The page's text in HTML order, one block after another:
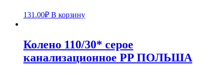
131.00₽ В корзину
Колено 110/30* серое
канализационное PP ПОЛЬША